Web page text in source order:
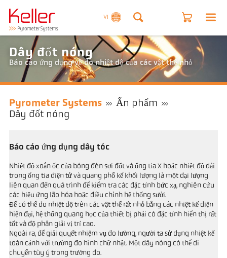
VI
Dây đốt nóng
Báo cáo ứng dụng về đo nhiệt độ của các vật thể nhỏ
Pyrometer Systems
Ấn phẩm
Dây đốt nóng
Báo cáo ứng dụng dây tóc
Nhiệt độ xoắn ốc của bóng đèn sợi đốt và ống tia X hoặc nhiệt độ dải
trong ống tia điện tử và quang phổ kế khối lượng là một đại lượng
liên quan đến quá trình để kiểm tra các đặc tính bức xạ, nghiên cứu
các hiệu ứng lão hóa hoặc điều chỉnh hệ thống sưởi.
Để có thể đo nhiệt độ trên các vật thể rất nhỏ bằng các nhiệt kế điện
hiện đại, hệ thống quang học của thiết bị phải có đặc tính hiển thị rất
tốt và độ phân giải vị trí cao.
Ngoài ra, để giải quyết nhiệm vụ đo lường, người ta sử dụng nhiệt kế
toàn cảnh với trường đo hình chữ nhật. Một dây nóng có thể di
chuyển tùy ý trong trường đo.